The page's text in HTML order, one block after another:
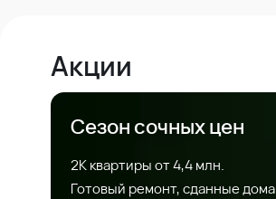
Акции
Сезон сочных цен
2К квартиры от 4,4 млн.
Готовый ремонт, сданные дома.